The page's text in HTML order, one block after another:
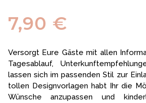
7,90 €
Versorgt Eure Gäste mit allen
Tagesablauf,
lassen sich im passenden Stil zur
tollen Designvorlagen habt Ihr die
Wünsche anzupassen und